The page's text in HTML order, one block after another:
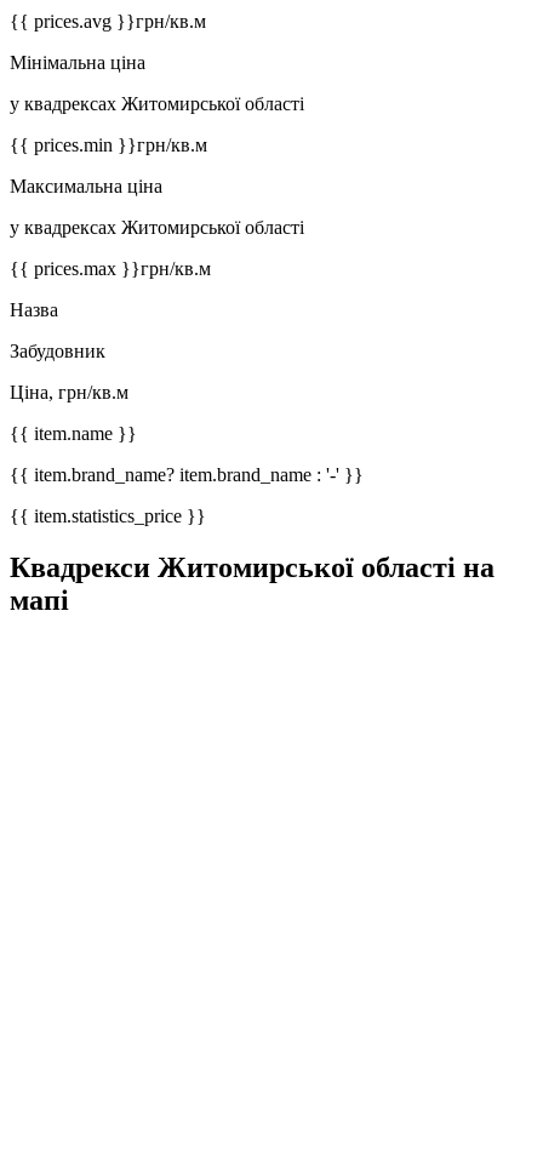
{{ prices.avg }}грн/кв.м
Мінімальна ціна
у квадрексах Житомирської області
{{ prices.min }}грн/кв.м
Максимальна ціна
у квадрексах Житомирської області
{{ prices.max }}грн/кв.м
Назва
Забудовник
Ціна, грн/кв.м
{{ item.name }}
{{ item.brand_name? item.brand_name : '-' }}
{{ item.statistics_price }}
Квадрекси Житомирської області на
мапі